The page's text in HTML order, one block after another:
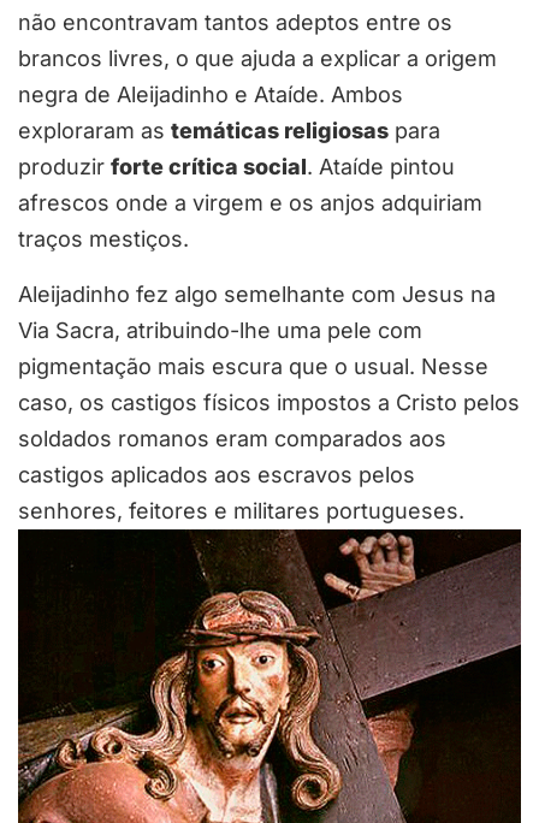
não encontravam tantos adeptos entre os
brancos livres, o que ajuda a explicar a origem
negra de Aleijadinho e Ataíde. Ambos
exploraram as temáticas religiosas para
produzir forte crítica social. Ataíde pintou
afrescos onde a virgem e os anjos adquiriam
traços mestiços.
Aleijadinho fez algo semelhante com Jesus na
Via Sacra, atribuindo-lhe uma pele com
pigmentação mais escura que o usual. Nesse
caso, os castigos físicos impostos a Cristo pelos
soldados romanos eram comparados aos
castigos aplicados aos escravos pelos
senhores, feitores e militares portugueses.